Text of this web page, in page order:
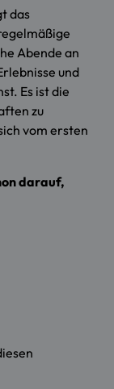
das
Abende an
und
Es ist die
zu
vom ersten
darauf,